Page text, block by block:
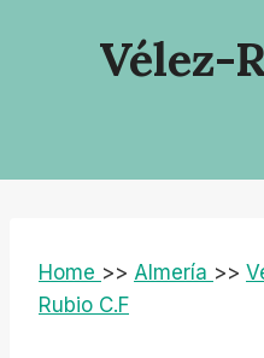
Vélez-
Home >> Almería >>
Rubio C.F